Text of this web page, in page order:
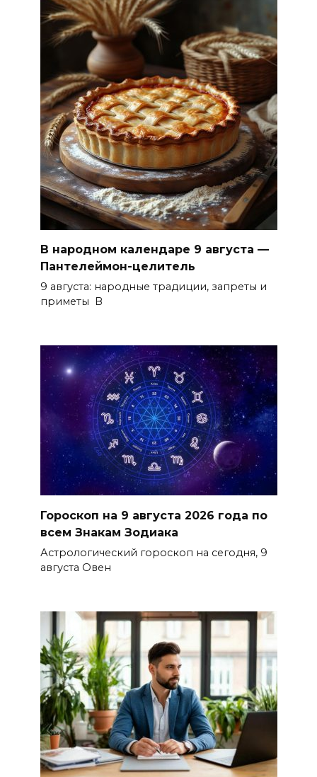
В народном календаре 9 августа —
Пантелеймон-целитель
9 августа: народные традиции, запреты и
приметы В
Гороскоп на 9 августа 2026 года по
всем Знакам Зодиака
Астрологический гороскоп на сегодня, 9
августа Овен